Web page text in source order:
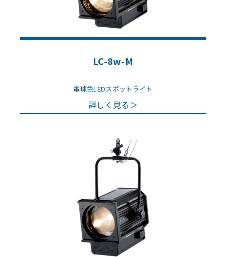
LC-8w-M
電球色LEDスポットライト
詳しく見る＞